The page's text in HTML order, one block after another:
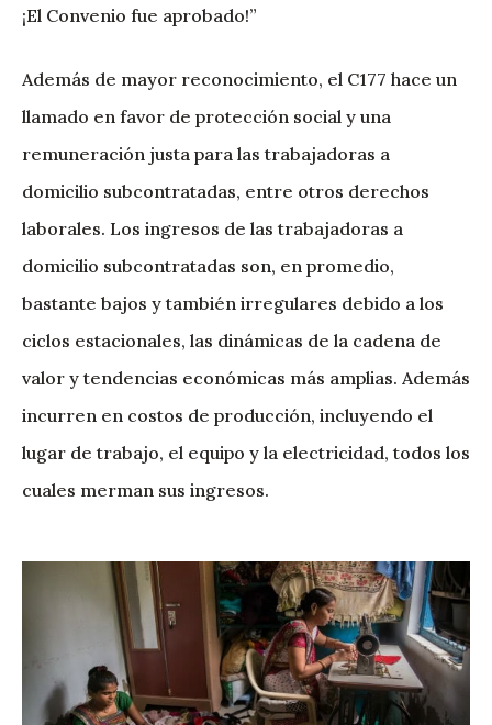
¡El Convenio fue aprobado!”
Además de mayor reconocimiento, el C177 hace un
llamado en favor de protección social y una
remuneración justa para las trabajadoras a
domicilio subcontratadas, entre otros derechos
laborales. Los ingresos de las trabajadoras a
domicilio subcontratadas son, en promedio,
bastante bajos y también irregulares debido a los
ciclos estacionales, las dinámicas de la cadena de
valor y tendencias económicas más amplias. Además
incurren en costos de producción, incluyendo el
lugar de trabajo, el equipo y la electricidad, todos los
cuales merman sus ingresos.